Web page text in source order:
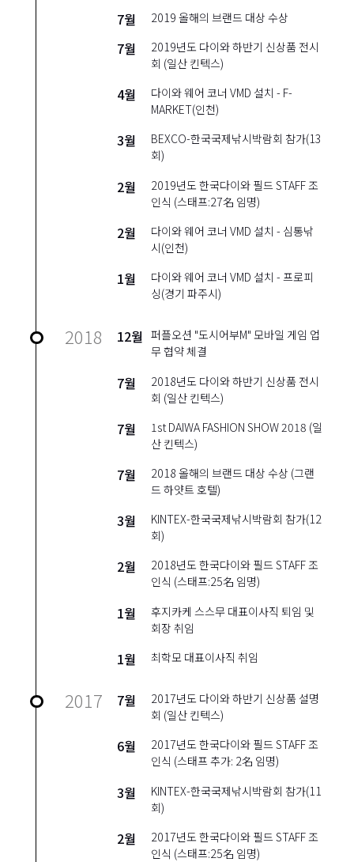
7월 2019 올해의 브랜드 대상 수상
7월
2019년도 다이와 하반기 신상품 전시
회 (일산 킨텍스)
4월
다이와 웨어 코너 VMD 설치 - F-
MARKET(인천)
3월
BEXCO-한국국제낚시박람회 참가(13
회)
2월
2019년도 한국다이와 필드 STAFF 조
인식 (스태프:27名 임명)
2월
다이와 웨어 코너 VMD 설치 - 심통낚
시(인천)
1월
다이와 웨어 코너 VMD 설치 - 프로피
싱(경기 파주시)
2018 12월 퍼플오션 "도시어부M" 모바일 게임 업
무 협약 체결
7월
2018년도 다이와 하반기 신상품 전시
회 (일산 킨텍스)
7월
1st DAIWA FASHION SHOW 2018 (일
산 킨텍스)
7월
2018 올해의 브랜드 대상 수상 (그랜
드 하얏트 호텔)
3월
KINTEX-한국국제낚시박람회 참가(12
회)
2월
2018년도 한국다이와 필드 STAFF 조
인식 (스태프:25名 임명)
1월
후지카케 스스무 대표이사직 퇴임 및
회장 취임
1월 최학모 대표이사직 취임
2017 7월
2017년도 다이와 하반기 신상품 설명
회 (일산 킨텍스)
6월
2017년도 한국다이와 필드 STAFF 조
인식 (스태프 추가: 2名 임명)
3월
KINTEX-한국국제낚시박람회 참가(11
회)
2월
2017년도 한국다이와 필드 STAFF 조
인식 (스태프:25名 임명)